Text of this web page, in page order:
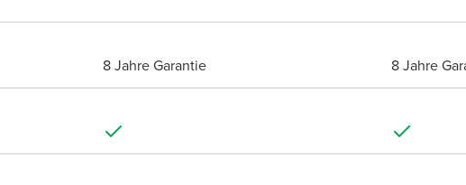
8 Jahre Garantie 8 Jahre